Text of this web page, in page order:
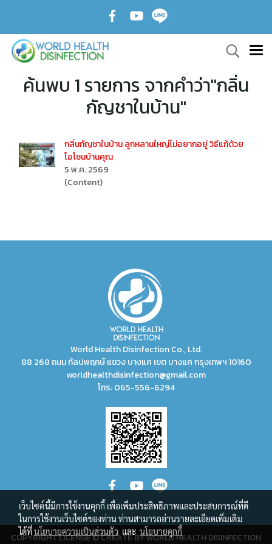
ค้นพบ 1 รายการ จากคำว่า"กลิ่น
กัญชาในบ้าน"
กลิ่นกัญชาในบ้าน ลูกหลานใหญ่ไม่อยากอยู่ วิธีแก้ด้วย
โอโซนบ้านคุณ
5 พ.ค. 2569
(Content)
World Health Disinfection Co., Ltd.
88 268 ถนน กัลปพฤกษ์ แขวง บางแค เขต บางแค กรุงเทพฯ 10160
worldhealthdisinfection@gmail.com
โทร:065-556-6294
COPYRIGHT LICENSE © CREATE BY WORLD HEALTH DISINFECTION
เว็บไซต์นี้มีการใช้งานคุกกี้ เพื่อเพิ่มประสิทธิภาพและประสบการณ์ที่ดี
ในการใช้งานเว็บไซต์ของท่าน ท่านสามารถอ่านรายละเอียดเพิ่มเติม
ได้ที่นโยบายความเป็นส่วนตัว และ นโยบายคุกกี้